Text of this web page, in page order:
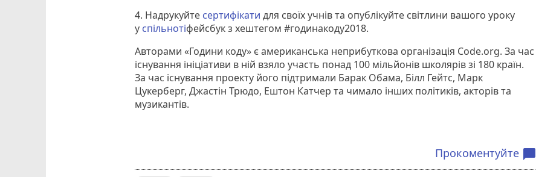
4. Надрукуйте сертифікати для своїх учнів та опублікуйте світлини вашого уроку
у спільнотіфейсбук з хештегом #годинакоду2018.
Авторами «Години коду» є американська неприбуткова організація Code.org. За час
існування ініціативи в ній взяло участь понад 100 мільйонів школярів зі 180 країн.
За час існування проекту його підтримали Барак Обама, Білл Гейтс, Марк
Цукерберг, Джастін Трюдо, Ештон Катчер та чимало інших політиків, акторів та
музикантів.
Прокоментуйте chat_bubble